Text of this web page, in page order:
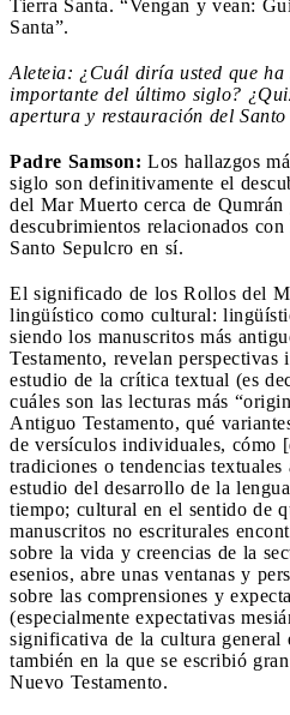
Tierra Santa. “Vengan y vean:
Santa”.
Aleteia: ¿Cuál diría usted que ha
importante del último siglo?
apertura y restauración del Santo
Padre Samson: Los hallazgos
siglo son definitivamente el
del Mar Muerto cerca de Qumrán
descubrimientos relacionados
Santo Sepulcro en sí.
El significado de los Rollos del
lingüístico como cultural:
siendo los manuscritos más
Testamento, revelan perspectivas
estudio de la crítica textual (es
cuáles son las lecturas más
Antiguo Testamento, qué
de versículos individuales, cómo
tradiciones o tendencias
estudio del desarrollo de la
tiempo; cultural en el sentido de
manuscritos no escriturales
sobre la vida y creencias de la
esenios, abre unas ventanas y
sobre las comprensiones y
(especialmente expectativas
significativa de la cultura general
también en la que se escribió
Nuevo Testamento.